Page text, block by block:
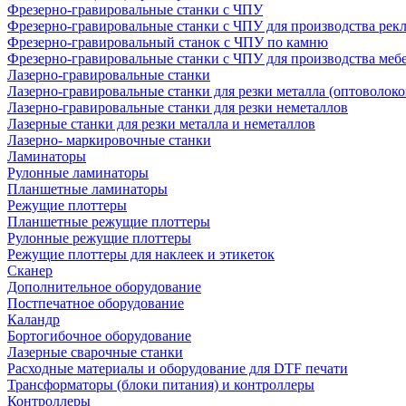
Фрезерно-гравировальные станки с ЧПУ
Фрезерно-гравировальные станки с ЧПУ для производства
Фрезерно-гравировальный станок с ЧПУ по камню
Фрезерно-гравировальные станки с ЧПУ для производства
Лазерно-гравировальные станки
Лазерно-гравировальные станки для резки металла
Лазерно-гравировальные станки для резки неметаллов
Лазерные станки для резки металла и неметаллов
Лазерно- маркировочные станки
Ламинаторы
Рулонные ламинаторы
Планшетные ламинаторы
Режущие плоттеры
Планшетные режущие плоттеры
Рулонные режущие плоттеры
Режущие плоттеры для наклеек и этикеток
Сканер
Дополнительное оборудование
Постпечатное оборудование
Каландр
Бортогибочное оборудование
Лазерные сварочные станки
Расходные материалы и оборудование для DTF печати
Трансформаторы (блоки питания) и контроллеры
Контроллеры